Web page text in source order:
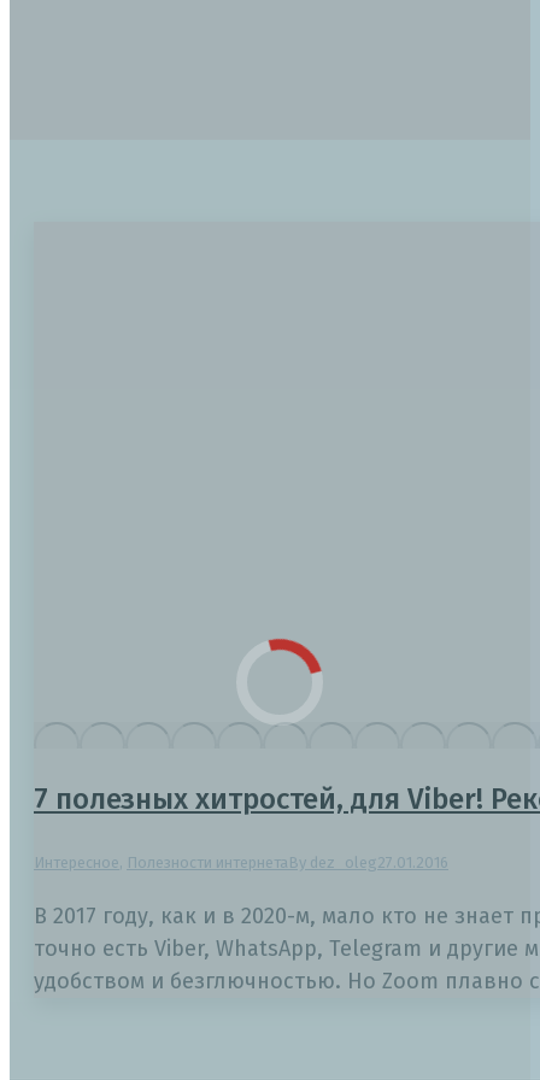
7 полезных хитростей, для Viber!
Интересное, Полезности интернета By dez_oleg 27.01.2016
В 2017 году, как и в 2020-м, мало кто не
точно есть Viber, WhatsApp, Telegram и
удобством и безглючностью. Но Zoom плавно